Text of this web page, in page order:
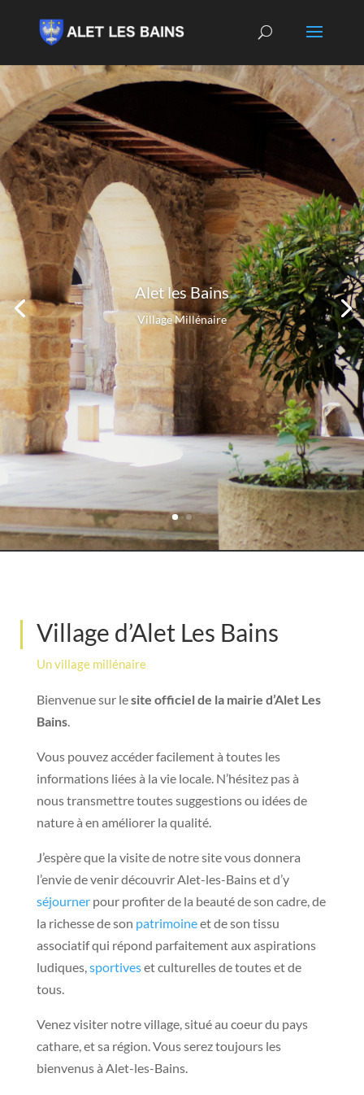
Alet les Bains
Village Millénaire
Village d’Alet Les Bains
Un village millénaire
Bienvenue sur lesite officiel de la mairie d’Alet Les
Bains.
Vous pouvez accéder facilement à toutes les
informations liées à la vie locale. N’hésitez pas à
nous transmettre toutes suggestions ou idées de
nature à en améliorer la qualité.
J’espère que la visite de notre site vous donnera
l’envie de venir découvrir Alet-les-Bains et d’y
séjournerpour profiter de la beauté de son cadre, de
la richesse de son patrimoineet de son tissu
associatif qui répond parfaitement aux aspirations
ludiques,sportiveset culturelles de toutes et de
tous.
Venez visiter notre village, situé au coeur du pays
cathare, et sa région. Vous serez toujours les
bienvenus à Alet-les-Bains.